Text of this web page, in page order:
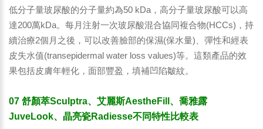
低分子量玻尿酸的分子量約為50 kDa，高分子量玻尿酸可以高
達200萬kDa。每月注射一次玻尿酸混合協同複合物(HCCs)，持
續治療2個月之後，可以改善臉部的保濕(保水量)、彈性和經表
皮失水值(transepidermal water loss values)等。這類產品的效
果包括皮膚年輕化，面部豐盈，填補凹陷皺紋。
07 舒顏萃Sculptra、艾麗斯AestheFill、喬雅露
JuveLook、晶亮瓷Radiesse不同特性比較表